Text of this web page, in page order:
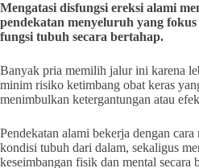
Mengatasi disfungsi ereksi alami
pendekatan menyeluruh yang
fungsi tubuh secara bertahap.
Banyak pria memilih jalur ini karena
minim risiko ketimbang obat keras
menimbulkan ketergantungan atau
Pendekatan alami bekerja dengan cara
kondisi tubuh dari dalam, sekaligus
keseimbangan fisik dan mental secara